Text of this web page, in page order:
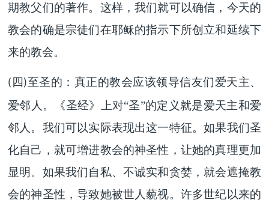
期教父们的著作。这样，我们就可以确信，今天的
教会的确是宗徒们在耶稣的指示下所创立和延续下
来的教会。
( 四 )至圣的：真正的教会应该领导信友们爱天主、
爱邻人。《圣经》上对“圣”的定义就是爱天主和爱
邻人。我们可以实际表现出这一特征。如果我们圣
化自己，就可增进教会的神圣性，让她的真理更加
显明。如果我们自私、不诚实和贪婪，就会遮掩教
会的神圣性，导致她被世人藐视。许多世纪以来的